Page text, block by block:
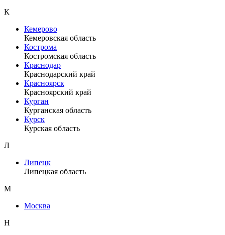
К
Кемерово
Кемеровская область
Кострома
Костромская область
Краснодар
Краснодарский край
Красноярск
Красноярский край
Курган
Курганская область
Курск
Курская область
Л
Липецк
Липецкая область
М
Москва
Н